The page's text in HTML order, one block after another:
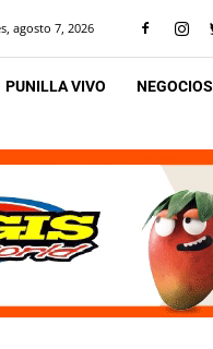
agosto 7, 2026
PUNILLA VIVO NEGOCIOS